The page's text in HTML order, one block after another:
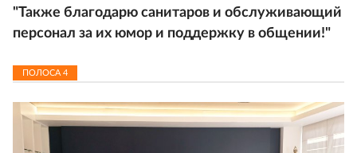
"Также благодарю санитаров и обслуживающий
персонал за их юмор и поддержку в общении!"
ПОЛОСА 4